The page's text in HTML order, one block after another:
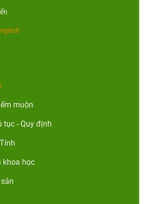
muộn
tục - Quy định
khoa học